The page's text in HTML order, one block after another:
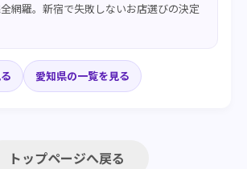
網羅。新宿で失敗しないお店選びの決定
愛知県の一覧を見る
トップページへ戻る